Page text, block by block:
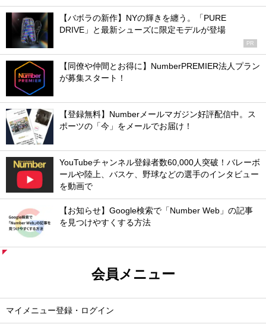
【バボラの新作】NYの輝きを纏う。「PURE
DRIVE」と最新シューズに限定モデルが登場
PR
【同僚や仲間とお得に】NumberPREMIER法人プラン
が募集スタート！
【登録無料】Numberメールマガジン好評配信中。ス
ポーツの「今」をメールでお届け！
YouTubeチャンネル登録者数60,000人突破！バレーボ
ールや陸上、バスケ、野球などの選手のインタビュー
を動画で
【お知らせ】Google検索で「Number Web」の記事
を見つけやすくする方法
会員メニュー
マイメニュー登録・ログイン